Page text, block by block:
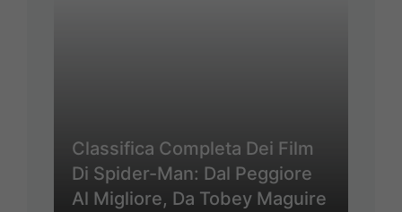
Classifica Completa Dei Film
Di Spider-Man: Dal Peggiore
Al Migliore, Da Tobey Maguire